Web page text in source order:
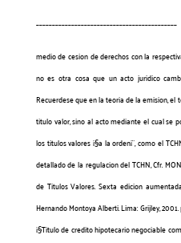
____________________________________________
medio de cesion de derechos con la
no es otra cosa que un acto juridico
Recuerdese que en la teoria de la emision, el
titulo valor, sino al acto mediante el cual se
los titulos valores ¡§a la orden¡¨, como el
detallado de la regulacion del TCHN, Cfr.
de Titulos Valores. Sexta edicion
Hernando Montoya Alberti. Lima: Grijley,
¡§Titulo de credito hipotecario negociable